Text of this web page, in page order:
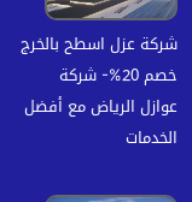
شركة عزل اسطح بالخرج
خصم 20%- شركة
عوازل الرياض مع أفضل
الخدمات